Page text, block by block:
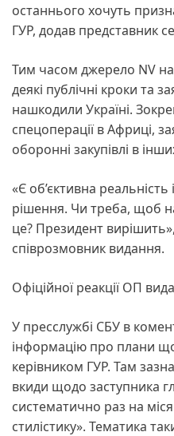
останнього хочуть
ГУР, додав представник
Тим часом джерело NV
деякі публічні кроки та
нашкодили Україні.
спецоперації в Африці,
оборонні закупівлі в
«Є об’єктивна реальність
рішення. Чи треба, щоб
це? Президент
співрозмовник видання.
Офіційної реакції ОП
У пресслужбі СБУ в
інформацію про плани
керівником ГУР. Там
вкиди щодо заступника
систематично раз на
стилістику». Тематика